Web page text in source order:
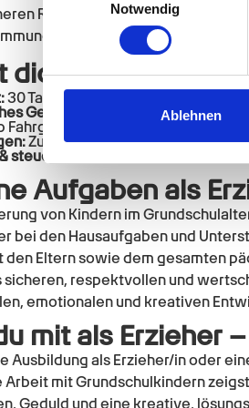
Erfahren Sie mehr
Einzelheitenfest.
Wir verwenden Cookies,
und die Zugriffe auf unsere
Website an unsere Partner
der Dienste gesammelt
Notwendig
Ablehnen
Raum, in dem Kinder nach der
und ein respektvolles
dich bei uns für
30 Tage Urlaub, Geburtstagsfrei
Gehalt & Wertschätzung:
Fahrgeld, Kilometergeld, Jobrad
Zum Beispiel Kita Zuschuss,
steuerfreie Zulagen:
Zum Beispiel
Aufgaben als
von Kindern im
bei den Hausaufgaben und
Eltern sowie dem gesamten
sicheren, respektvollen und
emotionalen und kreativen
mit als Erzieher
Ausbildung als Erzieher/in oder
Arbeit mit Grundschulkindern zeigst
Geduld und eine kreative,